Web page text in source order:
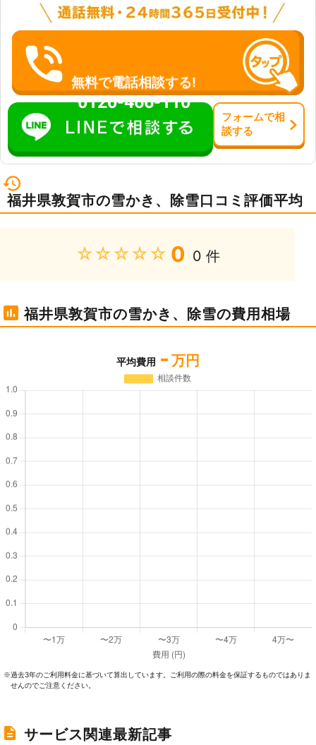
無料で電話相談する!
0120-466-110
フォームで相
談する
福井県敦賀市の雪かき、除雪口コミ評価平均
★★★★★ 0 0 件
福井県敦賀市の雪かき、除雪の費用相場
平均費用 - 万円
※過去3年のご利⽤料⾦に基づいて算出しています。ご利⽤の際の料⾦を保証するものではありま
せんのでご注意ください。
サービス関連最新記事